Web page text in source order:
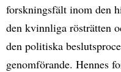
forskningsfält inom den
den kvinnliga rösträtten
den politiska
genomförande. Hennes